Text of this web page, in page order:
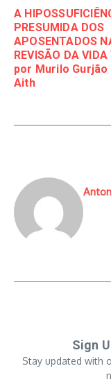
A
PRESUMIDA DOS
APOSENTADOS
REVISÃO DA
por Murilo
Aith
Sign
Stay updated with